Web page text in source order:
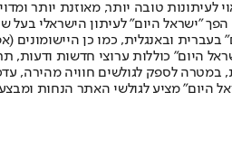
טובה יותר, מאוזנת יותר
תשלום. המהדורה המודפסת הראשונה פורסמה ב-30 ביולי
היום" כוללות ערוצי חדשות ודעות,
במטרה לספק לגולשים חוויה
היום" מציע לגולשי האתר הנחות